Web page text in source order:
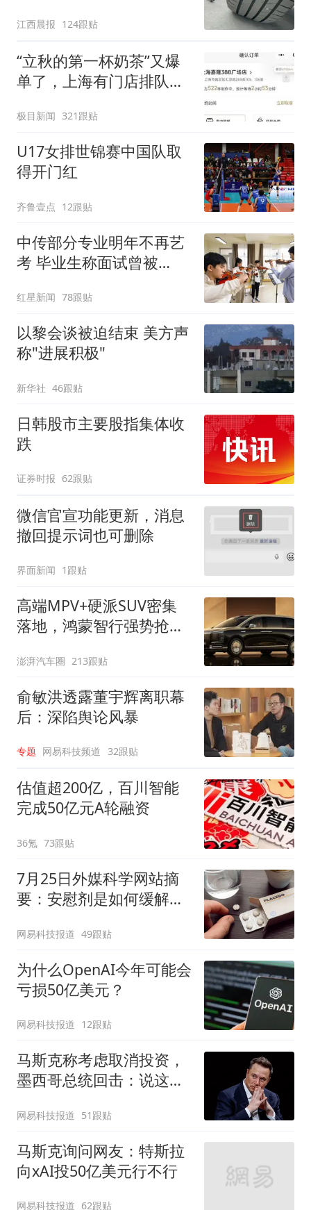
元，官方发布情况通报
江西晨报 124跟贴
“立秋的第一杯奶茶”又爆
单了，上海有门店排队超
店都很忙，要等2个多小
时
极目新闻 321跟贴
U17女排世锦赛中国队取
得开门红
齐鲁壹点 12跟贴
中传部分专业明年不再艺
考 毕业生称面试曾被
遏制“艺考捷径化”
红星新闻 78跟贴
以黎会谈被迫结束 美方声
称"进展积极"
新华社 46跟贴
日韩股市主要股指集体收
跌
证券时报 62跟贴
微信官宣功能更新，消息
撤回提示词也可删除
界面新闻 1跟贴
高端MPV+硬派SUV密集
落地，鸿蒙智行强势抢占
澎湃汽车圈 213跟贴
俞敏洪透露董宇辉离职幕
后：深陷舆论风暴
专题 网易科技频道 32跟贴
估值超200亿，百川智能
完成50亿元A轮融资
36氪 73跟贴
7月25日外媒科学网站摘
要：安慰剂是如何缓解疼
网易科技报道 49跟贴
为什么OpenAI今年可能会
亏损50亿美元？
网易科技报道 12跟贴
马斯克称考虑取消投资，
墨西哥总统回击：说这话
网易科技报道 51跟贴
马斯克询问网友：特斯拉
向xAI投50亿美元行不行
网易科技报道 62跟贴